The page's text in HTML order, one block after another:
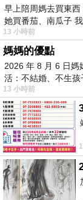
早上陪周媽去買東
她買番茄、南瓜子
13 小時前
媽媽的優點
2026 年 8 月 6 日媽
活：不結婚、不生
湖⋯⋯，
13 小時前